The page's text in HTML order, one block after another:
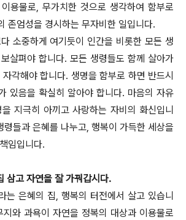
용물로, 무가치한 것으로 생각하여 함부로
존엄성을 경시하는 무자비한 일입니다.
소중하게 여기듯이 인간을 비롯한 모든 생
살펴야 합니다. 모든 생령들도 함께 살아가
각해야 합니다. 생명을 함부로 하면 반드시
있음을 확실히 알아야 합니다. 마음의 자유
지극히 아끼고 사랑하는 자비의 화신입니
령들과 은혜를 나누고, 행복이 가득한 세상을
임입니다.
삼고 자연을 잘 가꿔갑시다.
는 은혜의 집, 행복의 터전에서 살고 있습니
와 과욕이 자연을 정복의 대상과 이용물로